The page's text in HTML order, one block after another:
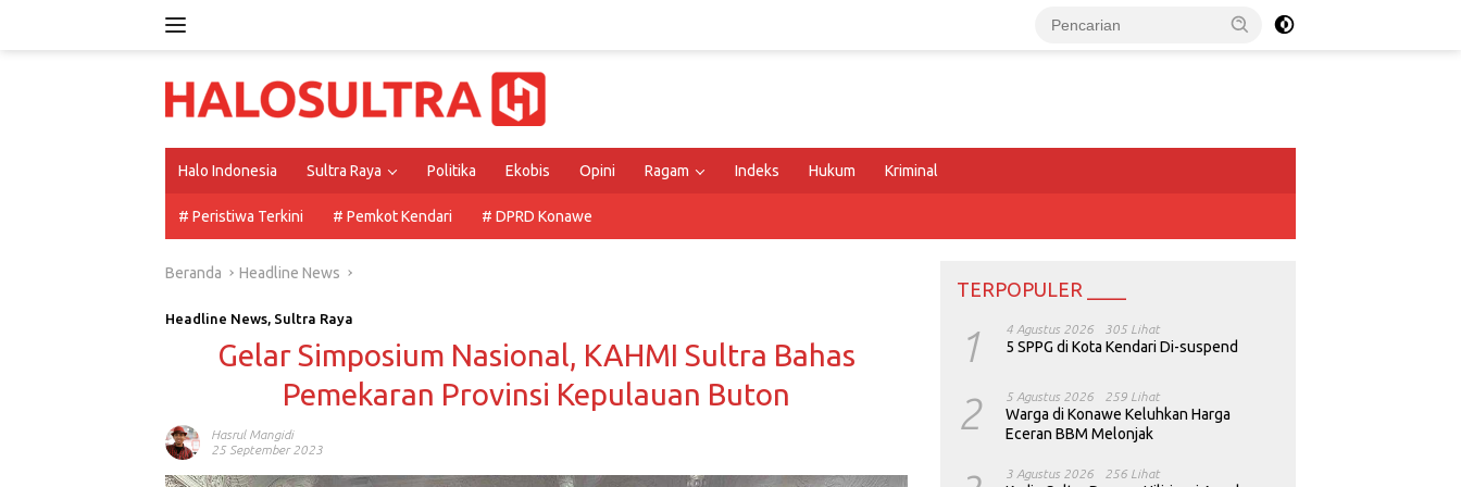
Halo Indonesia Sultra Raya Politika Ekobis Opini Ragam Indeks Hukum Kriminal
# Peristiwa Terkini # Pemkot Kendari # DPRD Konawe
Beranda Headline News
Headline News, Sultra Raya
Gelar Simposium Nasional, KAHMI Sultra Bahas
Pemekaran Provinsi Kepulauan Buton
Hasrul Mangidi
25 September 2023
TERPOPULER ____
1 4 Agustus 2026 305 Lihat
5 SPPG di Kota Kendari Di-suspend
2 5 Agustus 2026 259 Lihat
Warga di Konawe Keluhkan Harga
Eceran BBM Melonjak
3 Agustus 2026 256 Lihat